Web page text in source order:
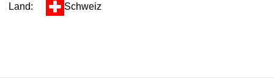
Land: Schweiz